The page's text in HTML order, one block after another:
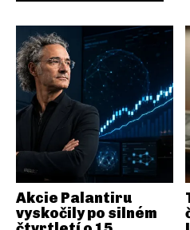
Akcie Palantiru
vyskočily po silném